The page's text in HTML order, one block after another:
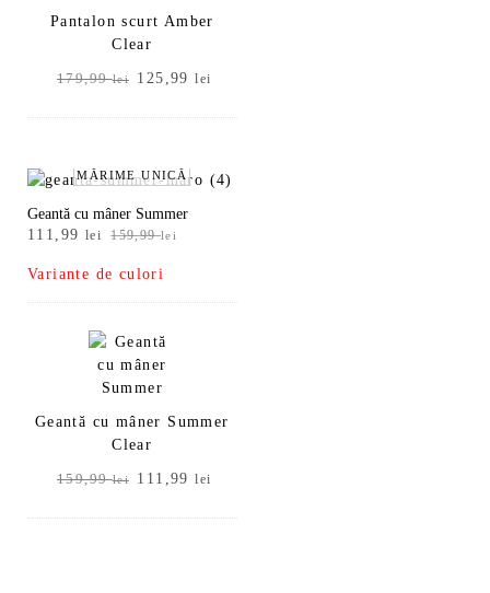
Pantalon scurt Amber
Clear
179,99lei
Prețul
a
179,99 lei.
125,99lei
este:
MĂRIME UNICĂ
Geantă cu mâner Summer
159,99lei
Prețul
a
fost:
111,99 lei
Prețul
este:
111,99 lei.
Variante de culori
Geantă cu mâner Summer
Clear
159,99lei
Prețul
a
111,99lei
este: